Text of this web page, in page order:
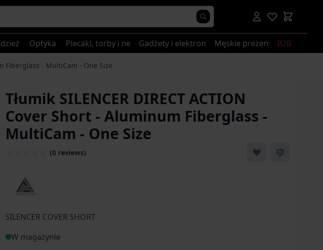
Optyka Plecaki, torby i nerkiGadżety i elektronikaMęskie prezenty B2B
Fiberglass - MultiCam - One Size
Tłumik SILENCER DIRECT ACTION
Cover Short - Aluminum Fiberglass -
MultiCam - One Size
(0 reviews)
SILENCER COVER SHORT
W magazynie